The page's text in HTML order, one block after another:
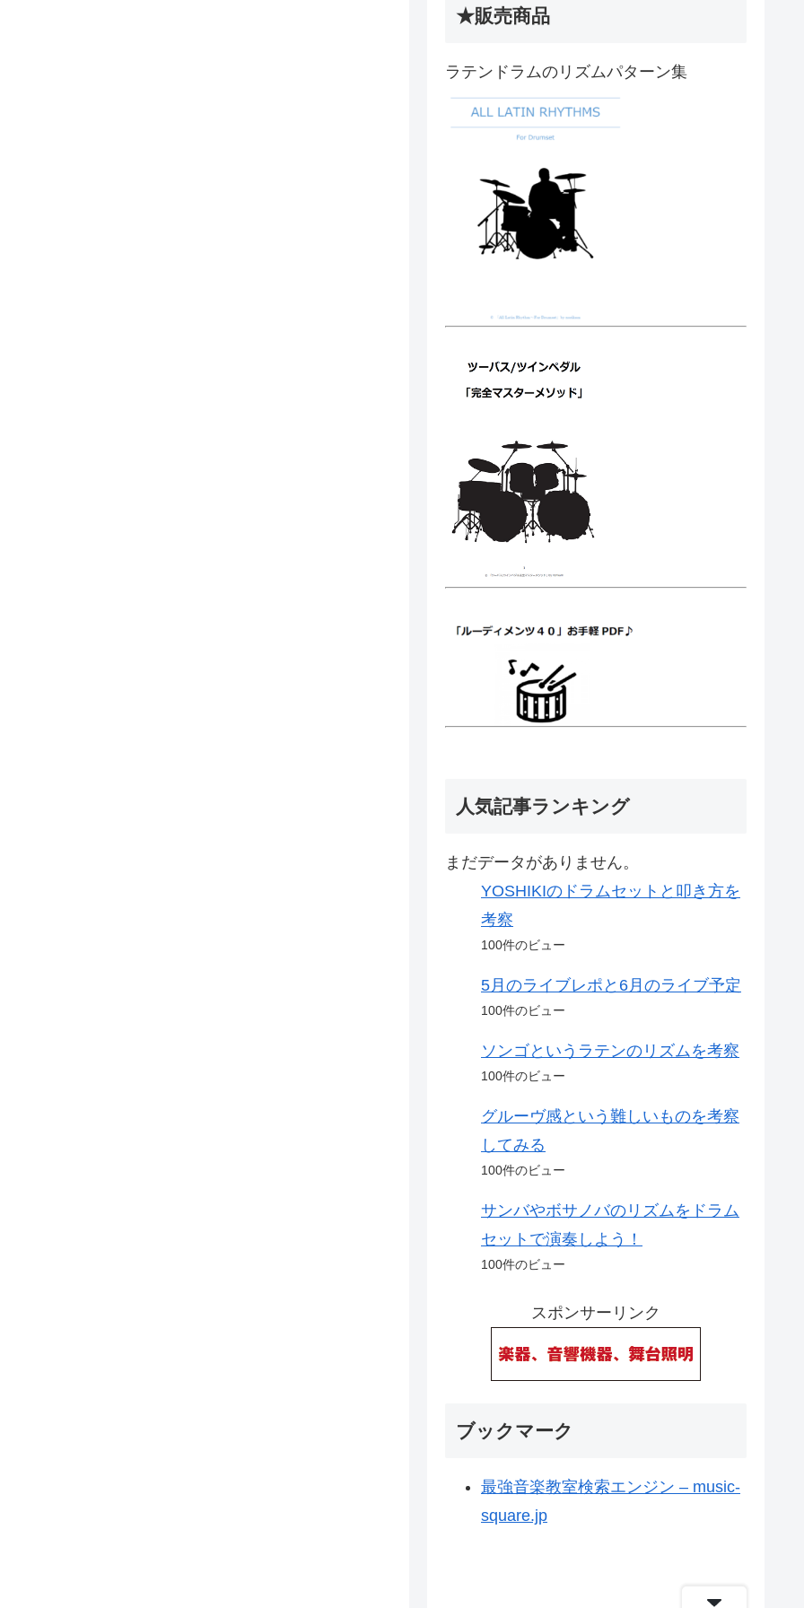
★販売商品
ラテンドラムのリズムパターン集
人気記事ランキング
まだデータがありません。
YOSHIKIのドラムセットと叩き方を
考察
100件のビュー
5月のライブレポと6月のライブ予定
100件のビュー
ソンゴというラテンのリズムを考察
100件のビュー
グルーヴ感という難しいものを考察
してみる
100件のビュー
サンバやボサノバのリズムをドラム
セットで演奏しよう！
100件のビュー
スポンサーリンク
ブックマーク
最強音楽教室検索エンジン – music-
square.jp